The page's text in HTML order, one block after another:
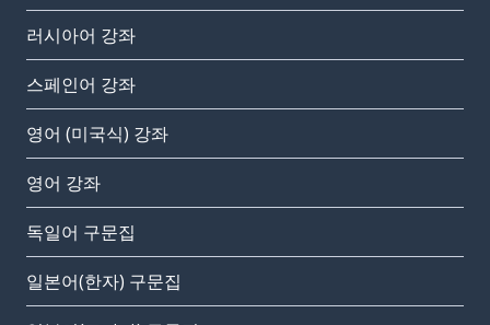
러시아어 강좌
스페인어 강좌
영어 (미국식) 강좌
영어 강좌
독일어 구문집
일본어(한자) 구문집